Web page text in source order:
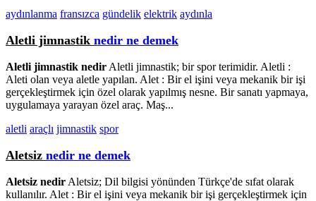
aydınlanma fransızca gündelik elektrik aydınla
Aletli jimnastik nedir ne demek
Aletli jimnastik nedir Aletli jimnastik; bir spor terimidir. Aletli :
Aleti olan veya aletle yapılan. Alet : Bir el işini veya mekanik bir işi
gerçekleştirmek için özel olarak yapılmış nesne. Bir sanatı yapmaya,
uygulamaya yarayan özel araç. Maş...
aletli araçlı jimnastik spor
Aletsiz nedir ne demek
Aletsiz nedir Aletsiz; Dil bilgisi yönünden Türkçe'de sıfat olarak
kullanılır. Alet : Bir el işini veya mekanik bir işi gerçekleştirmek için